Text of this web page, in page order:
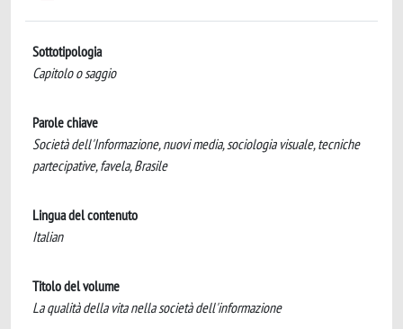
Sottotipologia
Capitolo o saggio
Parole chiave
Società dell'Informazione, nuovi media, sociologia visuale, tecniche
partecipative, favela, Brasile
Lingua del contenuto
Italian
Titolo del volume
La qualità della vita nella società dell'informazione